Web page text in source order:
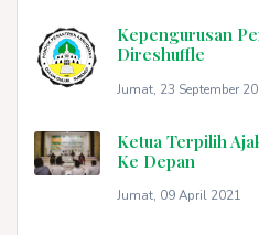
Kepengurusan
Direshuffle
Jumat, 23 September
Ketua Terpilih
Ke Depan
Jumat, 09 April 2021